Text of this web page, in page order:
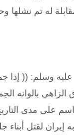
له تم نشلها
وسلم: (( إذا
الزاهي بالوانه
على مدى
لقتل أبناء